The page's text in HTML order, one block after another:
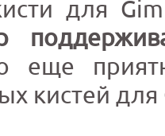
для
еще
кистей